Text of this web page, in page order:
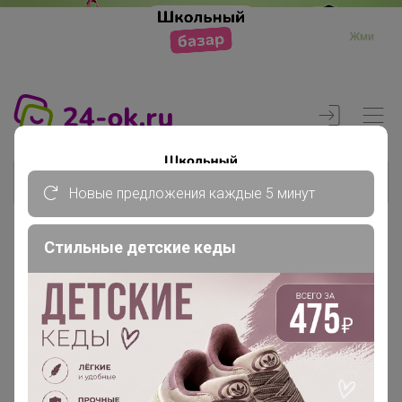
Жми
Главная
Члены клуба
Еленаm
Новые предложения каждые 5 минут
Стильные детские кеды